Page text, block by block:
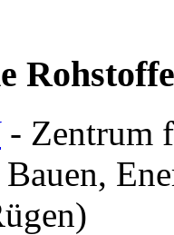
- Zentrum